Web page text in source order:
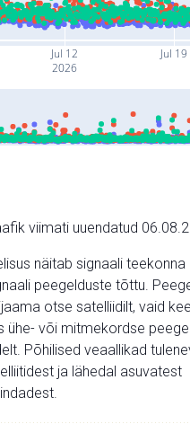
Jul 12
2026
Jul 19
viimati uuendatud
näitab signaali
peegelduste tõttu.
otse satelliidilt, vaid
ühe- või mitmekordse
Põhilised veaallikad
ja lähedal asuvatest